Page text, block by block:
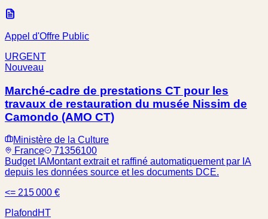
Appel d'Offre Public
URGENT
Nouveau
Marché-cadre de prestations CT pour les
travaux de restauration du musée Nissim de
Camondo (AMO CT)
Ministère de la Culture
France
71356100
Budget IAMontant extrait et raffiné automatiquement par IA
depuis les données source et les documents DCE.
<= 215 000 €
Plafond HT